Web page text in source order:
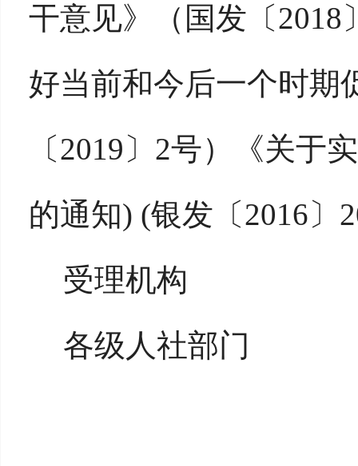
干意见》（国发〔
好当前和今后一个时期
〔2019〕2号）《关于
的通知) (银发〔2016〕
受理机构
各级人社部门